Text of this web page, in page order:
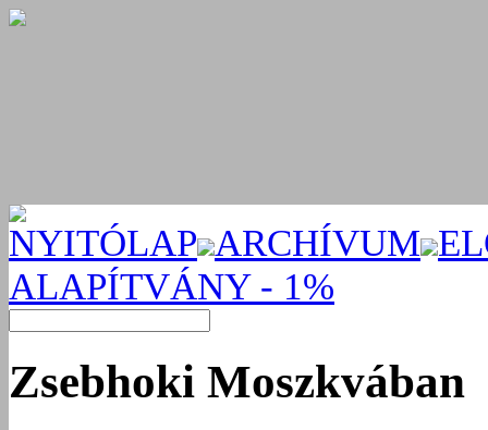
NYITÓLAP ARCHÍVUM
ALAPÍTVÁNY - 1%
Zsebhoki Moszkvában